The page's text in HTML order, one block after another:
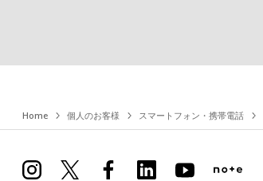
Home 個人のお客様 スマートフォン・携帯電話